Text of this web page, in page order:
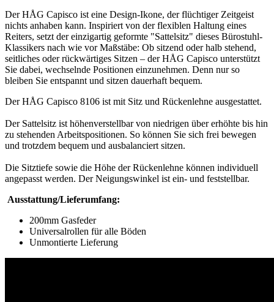
Der HÅG Capisco ist eine Design-Ikone, der flüchtiger Zeitgeist
nichts anhaben kann. Inspiriert von der flexiblen Haltung eines
Reiters, setzt der einzigartig geformte "Sattelsitz" dieses Bürostuhl-
Klassikers nach wie vor Maßstäbe: Ob sitzend oder halb stehend,
seitliches oder rückwärtiges Sitzen – der HÅG Capisco unterstützt
Sie dabei, wechselnde Positionen einzunehmen. Denn nur so
bleiben Sie entspannt und sitzen dauerhaft bequem.
Der HÅG Capisco 8106 ist mit Sitz und Rückenlehne ausgestattet.
Der Sattelsitz ist höhenverstellbar von niedrigen über erhöhte bis hin
zu stehenden Arbeitspositionen. So können Sie sich frei bewegen
und trotzdem bequem und ausbalanciert sitzen.
Die Sitztiefe sowie die Höhe der Rückenlehne können individuell
angepasst werden. Der Neigungswinkel ist ein- und feststellbar.
Ausstattung/Lieferumfang:
200mm Gasfeder
Universalrollen für alle Böden
Unmontierte Lieferung